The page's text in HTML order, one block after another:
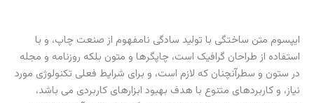
ایپسوم متن ساختگی با تولید سادگی نامفهوم از صنعت چاپ، و با
استفاده از طراحان گرافیک است، چاپگرها و متون بلکه روزنامه و مجله
در ستون و سطرآنچنان که لازم است، و برای شرایط فعلی تکنولوژی مورد
نیاز، و کاربردهای متنوع با هدف بهبود ابزارهای کاربردی می باشد،